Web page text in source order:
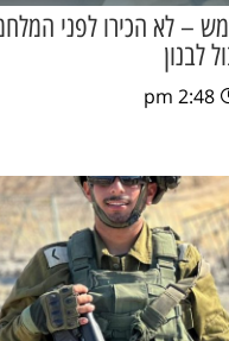
– לא הכירו לפני
לבנון
2:48 pm